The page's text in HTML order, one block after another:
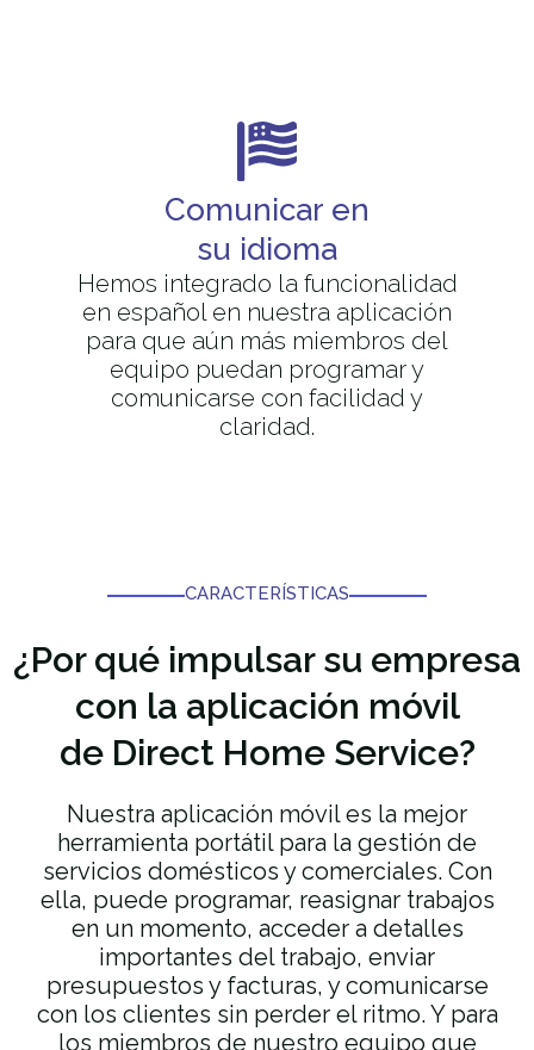
Comunicar en
su idioma
Hemos integrado la funcionalidad
en español en nuestra aplicación
para que aún más miembros del
equipo puedan programar y
comunicarse con facilidad y
claridad.
CARACTERÍSTICAS
¿Por qué impulsar su empresa
con la aplicación móvil
de Direct Home Service?
Nuestra aplicación móvil es la mejor
herramienta portátil para la gestión de
servicios domésticos y comerciales. Con
ella, puede programar, reasignar trabajos
en un momento, acceder a detalles
importantes del trabajo, enviar
presupuestos y facturas, y comunicarse
con los clientes sin perder el ritmo. Y para
los miembros de nuestro equipo que